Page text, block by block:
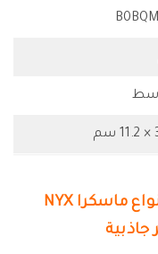
اقرأ أيضًا: تعرفي على افضل انواع ماسكرا NYX
جاذبية